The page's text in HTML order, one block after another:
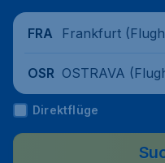
FRA
Frankfurt
OSR OSTRAVA
en
Direktflüge